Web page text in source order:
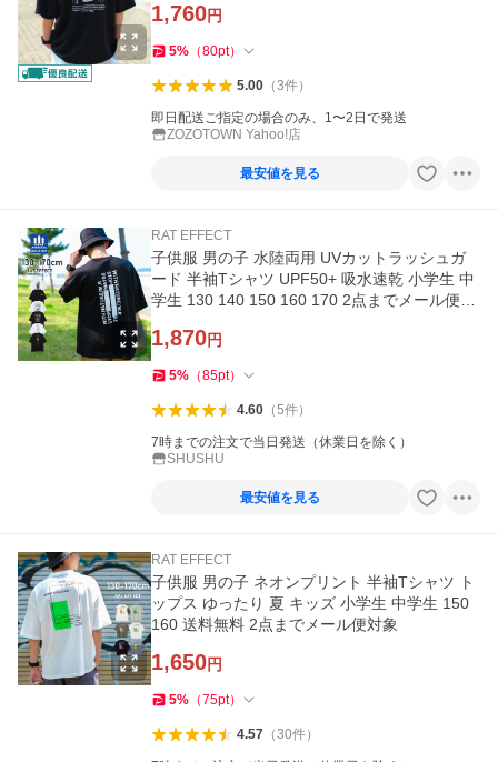
1,760円
5% （80pt）
5.00（3件）
即日配送ご指定の場合のみ、1〜2日で発送
ZOZOTOWN Yahoo!店
最安値を見る
RAT EFFECT
子供服 男の子 水陸両用 UVカットラッシュガ
ード 半袖Tシャツ UPF50+ 吸水速乾 小学生 中
学生 130 140 150 160 170 2点までメール便対
1,870円
5% （85pt）
4.60（5件）
7時までの注文で当日発送（休業日を除く）
SHUSHU
最安値を見る
RAT EFFECT
子供服 男の子 ネオンプリント 半袖Tシャツ ト
ップス ゆったり 夏 キッズ 小学生 中学生 150
160 送料無料 2点までメール便対象
1,650円
5% （75pt）
4.57（30件）